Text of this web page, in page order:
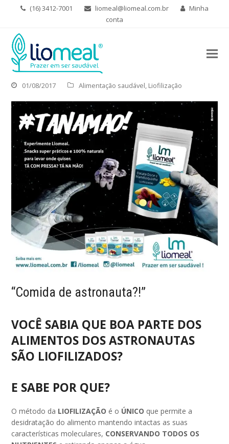
(16) 3412-7001 liomeal@liomeal.com.br
Minha
conta
01/08/2017 Alimentação saudável, Liofilização
“Comida de astronauta?!”
VOCÊ SABIA QUE BOA PARTE DOS
ALIMENTOS DOS ASTRONAUTAS
SÃO LIOFILIZADOS?
E SABE POR QUE?
O método da LIOFILIZAÇÃO é o ÚNICO que permite a
desidratação do alimento mantendo intactas as suas
características moleculares, CONSERVANDO TODOS OS